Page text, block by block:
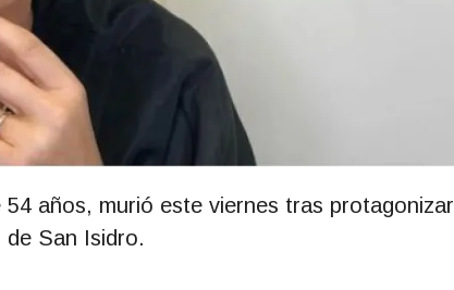
años, murió este viernes tras protagonizar
de San Isidro.